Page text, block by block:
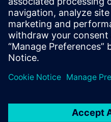
friendly authorization to
and efficiency.